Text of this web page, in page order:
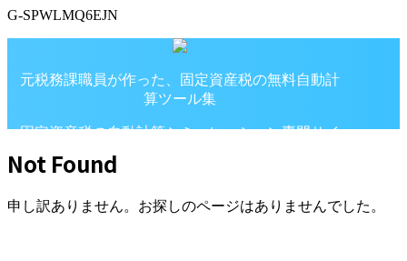
G-SPWLMQ6EJN
元税務課職員が作った、固定資産税の無料自動計
算ツール集
固定資産税の自動計算シミュレーション専門サイ
Not Found
申し訳ありません。お探しのページはありませんでした。